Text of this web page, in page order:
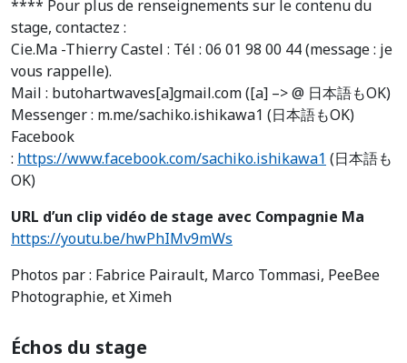
**** Pour plus de renseignements sur le contenu du
stage, contactez :
Cie.Ma -Thierry Castel : Tél : 06 01 98 00 44 (message : je
vous rappelle).
Mail : butohartwaves[a]gmail.com ([a] –> @ 日本語もOK)
Messenger : m.me/sachiko.ishikawa1 (日本語もOK)
Facebook
: https://www.facebook.com/sachiko.ishikawa1 (日本語も
OK)
URL d’un clip vidéo de stage avec Compagnie Ma
https://youtu.be/hwPhIMv9mWs
Photos par : Fabrice Pairault, Marco Tommasi, PeeBee
Photographie, et Ximeh
Échos du stage